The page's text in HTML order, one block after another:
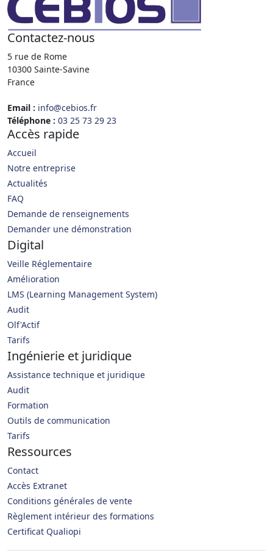
Contactez-nous
5 rue de Rome
10300 Sainte-Savine
France
Email : info@cebios.fr
Téléphone : 03 25 73 29 23
Accès rapide
Accueil
Notre entreprise
Actualités
FAQ
Demande de renseignements
Demander une démonstration
Digital
Veille Réglementaire
Amélioration
LMS (Learning Management System)
Audit
Olf'Actif
Tarifs
Ingénierie et juridique
Assistance technique et juridique
Audit
Formation
Outils de communication
Tarifs
Ressources
Contact
Accès Extranet
Conditions générales de vente
Règlement intérieur des formations
Certificat Qualiopi